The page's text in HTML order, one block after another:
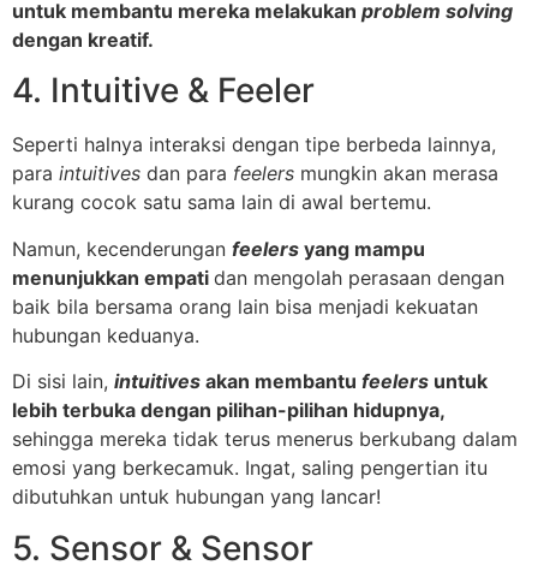
untuk membantu mereka melakukan problem solving
dengan kreatif.
4. Intuitive & Feeler
Seperti halnya interaksi dengan tipe berbeda lainnya,
para intuitives dan para feelers mungkin akan merasa
kurang cocok satu sama lain di awal bertemu.
Namun, kecenderungan feelers yang mampu
menunjukkan empati dan mengolah perasaan dengan
baik bila bersama orang lain bisa menjadi kekuatan
hubungan keduanya.
Di sisi lain, intuitives akan membantu feelers untuk
lebih terbuka dengan pilihan-pilihan hidupnya,
sehingga mereka tidak terus menerus berkubang dalam
emosi yang berkecamuk. Ingat, saling pengertian itu
dibutuhkan untuk hubungan yang lancar!
5. Sensor & Sensor